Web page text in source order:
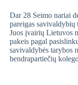
Dar 28 Seimo nariai
pareigas
Juos įvairių Lietuvos
pakeis pagal
savivaldybės tarybos
bendrapartiečių